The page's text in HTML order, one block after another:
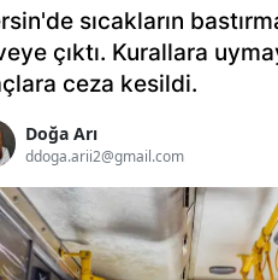
sıcakların
çıktı. Kurallara
ceza kesildi.
Doğa Arı
ddoga.arii2@gmail.com